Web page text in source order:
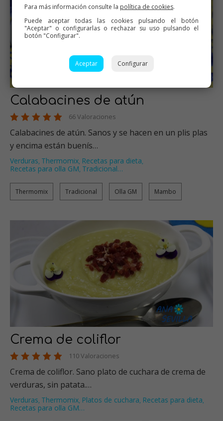
Calabacines de atún
66 Valoraciones
Calabacines de atún. Sanos y se hacen en un plis plas
y encima están buenís…
Verduras, Thermomix, Recetas para dieta,
Recetas para olla GM, Tradicional…
Thermomix Tradicional Olla GM Mambo
Crema de coliflor
110 Valoraciones
Crema de coliflor. Sano plato de cuchara de crema de
verduras, sin patata.…
Verduras, Thermomix, Platos de cuchara, Recetas para dieta,
Recetas para olla GM…
Para más información consulte la política de cookies.
Puede aceptar todas las cookies pulsando el botón
"Aceptar" o configurarlas o rechazar su uso pulsando el
botón "Configurar".
Aceptar Configurar